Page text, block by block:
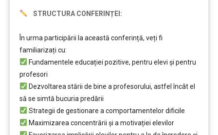
STRUCTURA CONFERINȚEI:
În urma participării la această conferință, veți fi
familiarizați cu:
Fundamentele educației pozitive, pentru elevi și pentru
profesori
Dezvoltarea stării de bine a profesorului, astfel încât el
să se simtă bucuria predării
Strategii de gestionare a comportamentelor dificile
Maximizarea concentrării și a motivației elevilor